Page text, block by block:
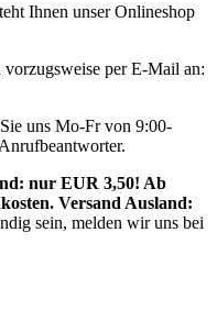
Ihnen unser Onlineshop
per E-Mail an:
uns Mo-Fr von 9:00-
nur EUR 3,50! Ab
Versand Ausland:
sein, melden wir uns bei